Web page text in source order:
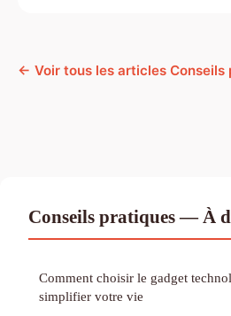
← Voir tous les articles Conseils
Conseils pratiques — À
Comment choisir le gadget
simplifier votre vie